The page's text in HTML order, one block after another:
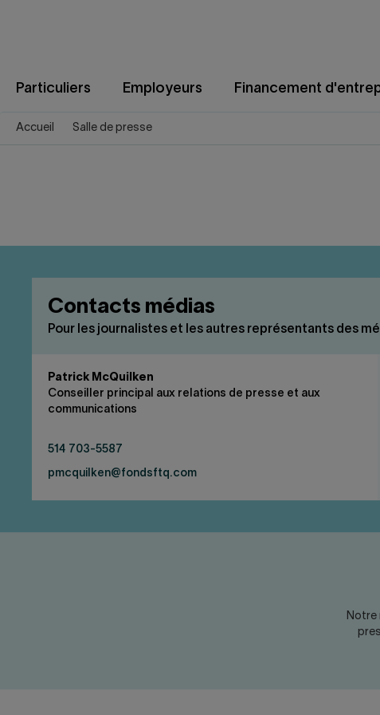
Particuliers Employeurs Financement
Accueil Salle de presse
Contacts médias
Pour les journalistes et les autres représentants des
Patrick McQuilken
Conseiller principal aux relations de presse et aux
communications
514 703-5587
pmcquilken@fondsftq.com
Notre